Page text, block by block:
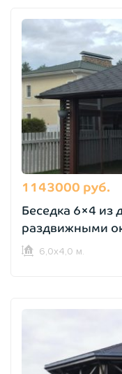
1143000 руб.
Беседка 6×4 из
раздвижными
6,0х4,0 м.